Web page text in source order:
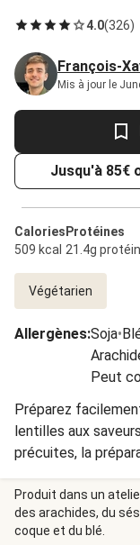
4.0(326)
François-
Mis à jour le
Jusqu'à 85€
Calories
509 kcal
Protéines
21.4g
Végétarien
Allergènes:Soja•
Peut
Préparez
lentilles aux
précuites, la
conservant les
délicieuse pour un
Produit dans un
des arachides, du
coque et du blé.